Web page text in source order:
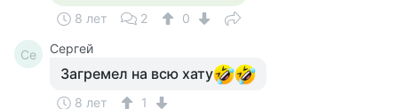
8 лет 2 0
Се Сергей
Загремел на всю хату
8 лет 1